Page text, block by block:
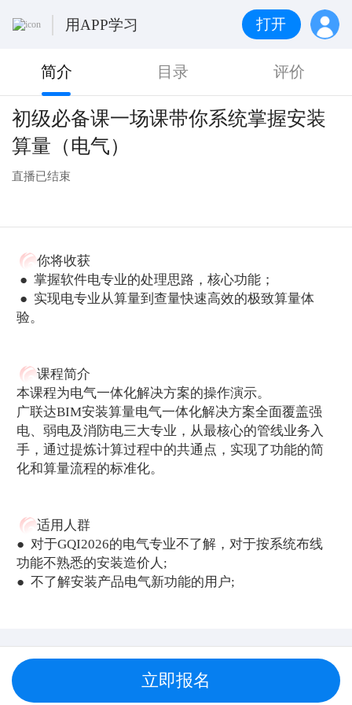
用APP学习 打开
简介 目录 评价
初级必备课一场课带你系统掌握安装
算量（电气）
直播已结束
你将收获
● 掌握软件电专业的处理思路，核心功能；
● 实现电专业从算量到查量快速高效的极致算量体
验。
课程简介
本课程为电气一体化解决方案的操作演示。
广联达BIM安装算量电气一体化解决方案全面覆盖强
电、弱电及消防电三大专业，从最核心的管线业务入
手，通过提炼计算过程中的共通点，实现了功能的简
化和算量流程的标准化。
适用人群
● 对于GQI2026的电气专业不了解，对于按系统布线
功能不熟悉的安装造价人;
● 不了解安装产品电气新功能的用户;
立即报名